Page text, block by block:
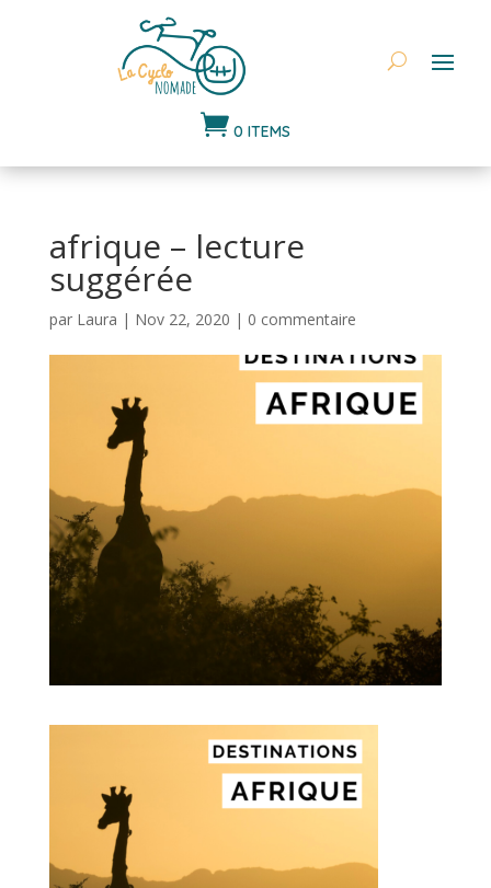
 0 ITEMS
afrique – lecture
suggérée
par Laura | Nov 22, 2020 | 0 commentaire